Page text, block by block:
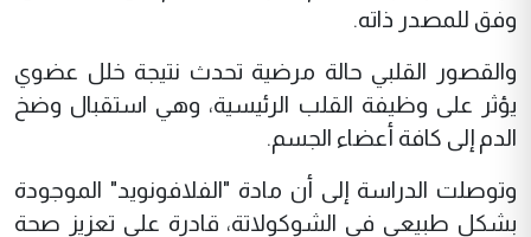
وفق للمصدر ذاته.
والقصور القلبي حالة مرضية تحدث نتيجة خلل عضوي
يؤثر على وظيفة القلب الرئيسية، وهي استقبال وضخ
الدم إلى كافة أعضاء الجسم.
وتوصلت الدراسة إلى أن مادة "الفلافونويد" الموجودة
بشكل طبيعي في الشوكولاتة، قادرة على تعزيز صحة